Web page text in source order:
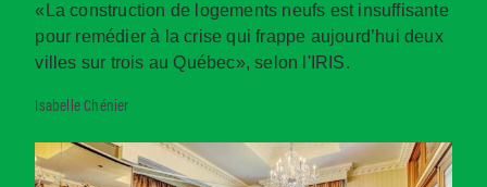
«La construction de logements neufs est insuffisante
pour remédier à la crise qui frappe aujourd’hui deux
villes sur trois au Québec», selon l'IRIS.
Isabelle Chénier